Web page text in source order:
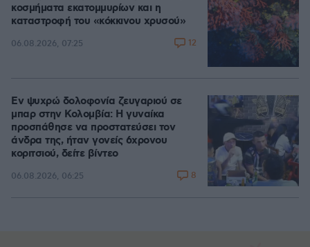
κοσμήματα εκατομμυρίων και η
καταστροφή του «κόκκινου χρυσού»
06.08.2026, 07:25 12
Εν ψυχρώ δολοφονία ζευγαριού σε
μπαρ στην Κολομβία: Η γυναίκα
προσπάθησε να προστατεύσει τον
άνδρα της, ήταν γονείς 6χρονου
κοριτσιού, δείτε βίντεο
06.08.2026, 06:25 8